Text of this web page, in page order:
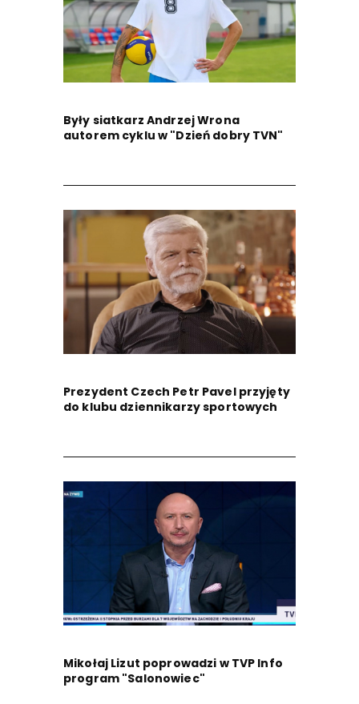
Były siatkarz Andrzej Wrona
autorem cyklu w "Dzień dobry TVN"
Prezydent Czech Petr Pavel przyjęty
do klubu dziennikarzy sportowych
Mikołaj Lizut poprowadzi w TVP Info
program "Salonowiec"